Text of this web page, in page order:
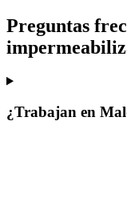
Preguntas
¿Trabajan en